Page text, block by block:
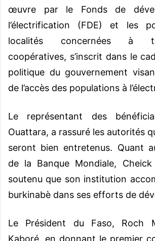
œuvre par le Fonds de
l’électrification (FDE) et les
localités concernées à
coopératives, s’inscrit dans le
politique du gouvernement
de l’accès des populations à
Le représentant des
Ouattara, a rassuré les autorités
seront bien entretenus. Quant
de la Banque Mondiale,
soutenu que son institution
burkinabè dans ses efforts de
Le Président du Faso, Roch
Kaboré, en donnant le premier